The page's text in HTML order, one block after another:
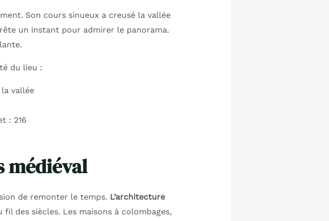
Son cours sinueux a creusé la vallée
un instant pour admirer le panorama.
du lieu :
vallée
: 216
médiéval
de remonter le temps. L’architecture
fil des siècles. Les maisons à colombages,